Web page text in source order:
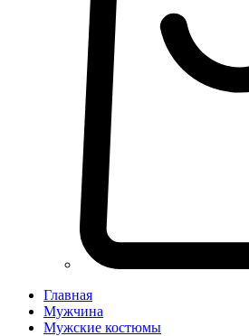
Главная
Мужчина
Мужские костюмы